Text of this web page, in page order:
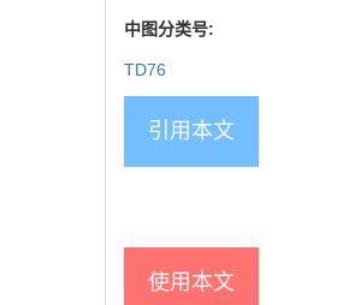
中图分类号:
TD76
引用本文
使用本文